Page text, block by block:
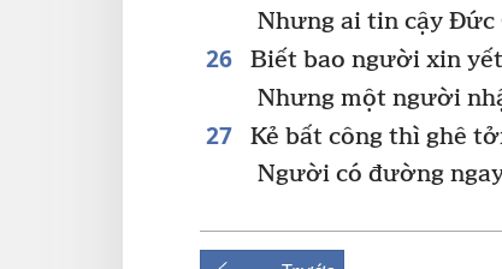
Nhưng ai tin cậy Đức
26 Biết bao người xin
Nhưng một người
27 Kẻ bất công thì ghê
Người có đường